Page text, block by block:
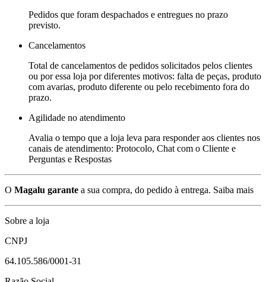
Pedidos que foram despachados e entregues no prazo
previsto.
Cancelamentos
Total de cancelamentos de pedidos solicitados pelos clientes
ou por essa loja por diferentes motivos: falta de peças, produto
com avarias, produto diferente ou pelo recebimento fora do
prazo.
Agilidade no atendimento
Avalia o tempo que a loja leva para responder aos clientes nos
canais de atendimento: Protocolo, Chat com o Cliente e
Perguntas e Respostas
O Magalu garante a sua compra, do pedido à entrega. Saiba mais
Sobre a loja
CNPJ
64.105.586/0001-31